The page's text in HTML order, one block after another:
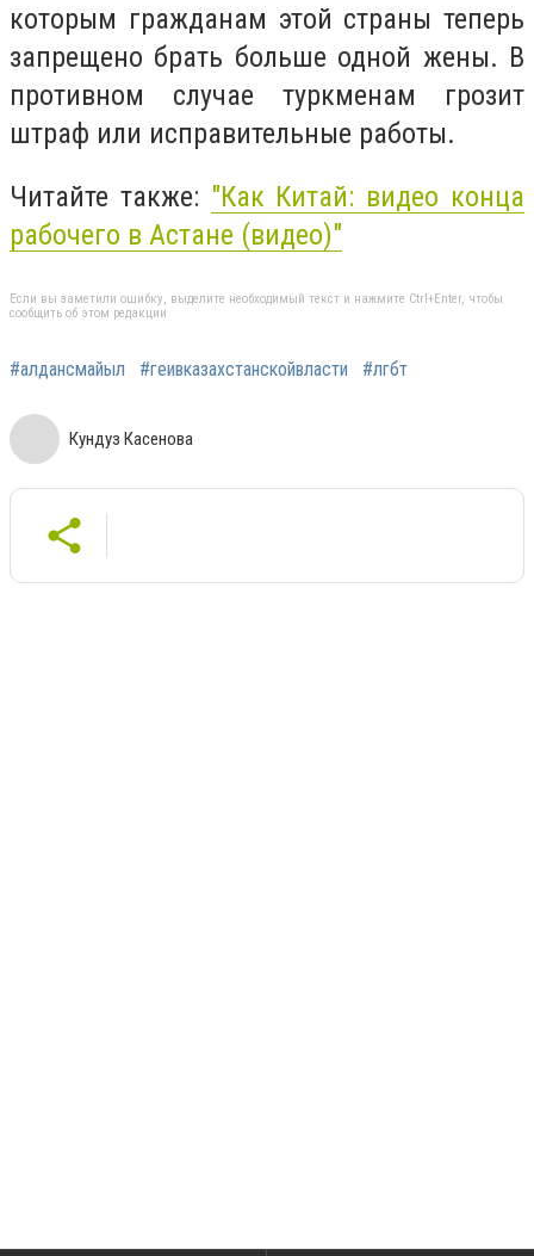
которым гражданам этой страны теперь
запрещено брать больше одной жены. В
противном случае туркменам грозит
штраф или исправительные работы.
Читайте также: "Как Китай: видео конца
рабочего в Астане (видео)"
Если вы заметили ошибку, выделите необходимый текст и нажмите Ctrl+Enter, чтобы
сообщить об этом редакции
#алдансмайыл #геивказахстанскойвласти #лгбт
Кундуз Касенова